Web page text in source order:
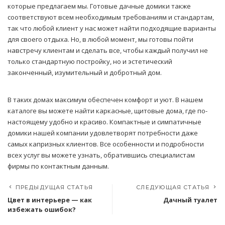
которые предлагаем мы. Готовые дачные домики также
соответствуют всем необходимым требованиям и стандартам,
так что любой клиент у нас может найти подходящие варианты
для своего отдыха. Но, в любой момент, мы готовы пойти
навстречу клиентам и сделать все, чтобы каждый получил не
только стандартную постройку, но и эстетический
законченный, изумительный и добротный дом.
В таких домах максимум обеспечен комфорт и уют. В нашем
каталоге вы можете найти каркасные, щитовые дома, где по-
настоящему удобно и красиво. Компактные и симпатичные
домики нашей компании удовлетворят потребности даже
самых капризных клиентов. Все особенности и подробности
всех услуг вы можете узнать, обратившись специалистам
фирмы по контактным данным.
ПРЕДЫДУЩАЯ СТАТЬЯ
Цвет в интерьере — как
избежать ошибок?
СЛЕДУЮЩАЯ СТАТЬЯ
Дачный туалет